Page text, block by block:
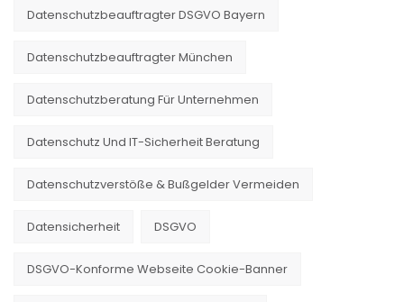
Datenschutzbeauftragter DSGVO Bayern
Datenschutzbeauftragter München
Datenschutzberatung Für Unternehmen
Datenschutz Und IT-Sicherheit Beratung
Datenschutzverstöße & Bußgelder Vermeiden
Datensicherheit DSGVO
DSGVO-Konforme Webseite Cookie-Banner